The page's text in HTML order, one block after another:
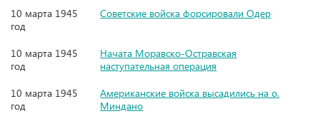
10 марта 1945
год
Советские войска форсировали Одер
10 марта 1945
год
Начата Моравско-Остравская
наступательная операция
10 марта 1945
год
Американские войска высадились на о.
Миндано